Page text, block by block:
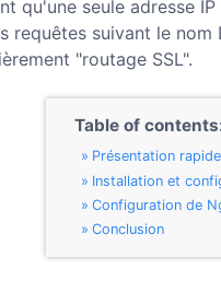
qu'une seule adresse
suivant le nom
"routage SSL".
Table of
Présentation
Installation et
Configuration de
Conclusion